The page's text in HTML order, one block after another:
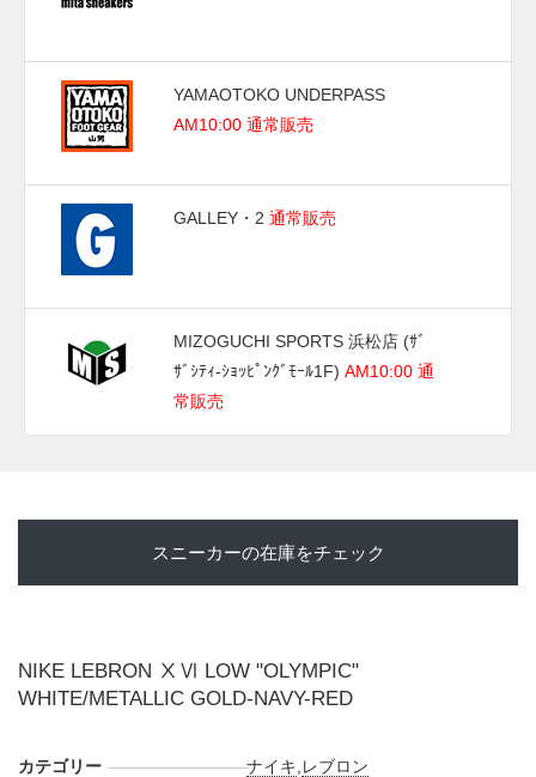
YAMAOTOKO UNDERPASS
AM10:00 通常販売
GALLEY・2 通常販売
MIZOGUCHI SPORTS 浜松店 (ｻﾞ
ｻﾞｼﾃｨ-ｼｮｯﾋﾟﾝｸﾞﾓｰﾙ1F) AM10:00 通
常販売
スニーカーの在庫をチェック
NIKE LEBRON ⅩⅥ LOW "OLYMPIC"
WHITE/METALLIC GOLD-NAVY-RED
カテゴリー ナイキ レブロン